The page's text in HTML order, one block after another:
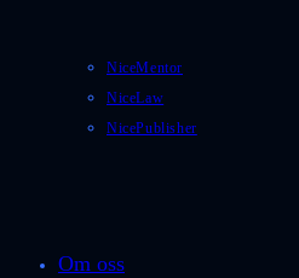
NiceMentor
NiceLaw
NicePublisher
Om oss